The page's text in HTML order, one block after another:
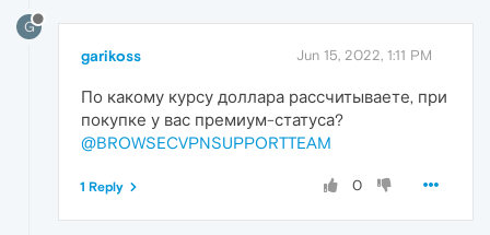
G
garikoss Jun 15, 2022, 1:11 PM
По какому курсу доллара рассчитываете, при
покупке у вас премиум-статуса?
@BROWSECVPNSUPPORTTEAM
0
1 Reply